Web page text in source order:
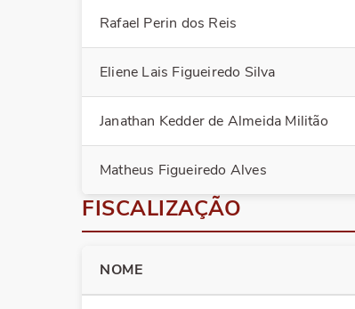
Rafael Perin dos Reis
Eliene Lais Figueiredo Silva
Janathan Kedder de Almeida Militão
Matheus Figueiredo Alves
FISCALIZAÇÃO
NOME